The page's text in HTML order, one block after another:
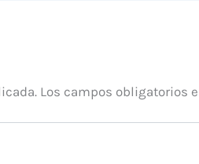
Los campos obligatorios